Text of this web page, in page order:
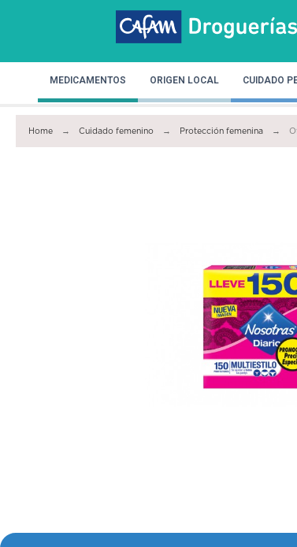
MEDICAMENTOS ORIGEN LOCAL CUIDADO
Home Cuidado femenino Protección femenina